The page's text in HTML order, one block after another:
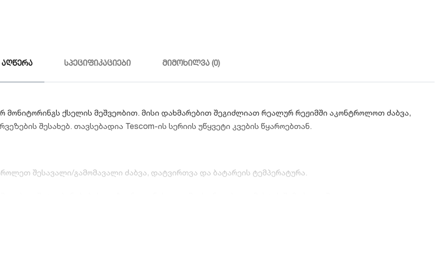
აღწერა სპეციფიკაციები მიმოხილვა (0)
მონიტორინგს ქსელის მეშვეობით. მისი დახმარებით შეგიძლიათ რეალურ რეჟიმში აკონტროლოთ ძაბვა,
შესახებ. თავსებადია Tescom-ის სერიის უწყვეტი კვების წყაროებთან.
შესავალი/გამომავალი ძაბვა, დატვირთვა და ბატარეის ტემპერატურა.